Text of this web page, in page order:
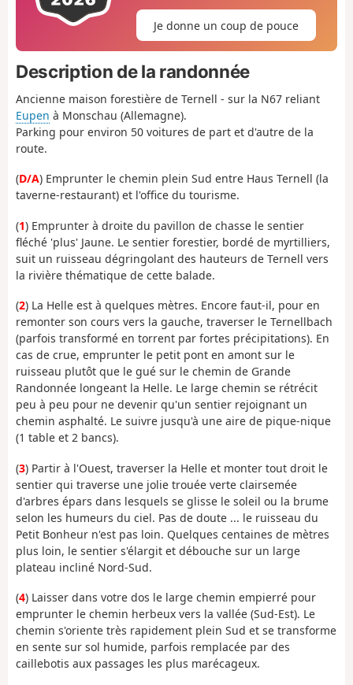
Je donne un coup de pouce
Description de la randonnée
Ancienne maison forestière de Ternell - sur la N67 reliant
Eupen à Monschau (Allemagne).
Parking pour environ 50 voitures de part et d'autre de la
route.
(D/A) Emprunter le chemin plein Sud entre Haus Ternell (la
taverne-restaurant) et l'office du tourisme.
(1) Emprunter à droite du pavillon de chasse le sentier
fléché 'plus' Jaune. Le sentier forestier, bordé de myrtilliers,
suit un ruisseau dégringolant des hauteurs de Ternell vers
la rivière thématique de cette balade.
(2) La Helle est à quelques mètres. Encore faut-il, pour en
remonter son cours vers la gauche, traverser le Ternellbach
(parfois transformé en torrent par fortes précipitations). En
cas de crue, emprunter le petit pont en amont sur le
ruisseau plutôt que le gué sur le chemin de Grande
Randonnée longeant la Helle. Le large chemin se rétrécit
peu à peu pour ne devenir qu'un sentier rejoignant un
chemin asphalté. Le suivre jusqu'à une aire de pique-nique
(1 table et 2 bancs).
(3) Partir à l'Ouest, traverser la Helle et monter tout droit le
sentier qui traverse une jolie trouée verte clairsemée
d'arbres épars dans lesquels se glisse le soleil ou la brume
selon les humeurs du ciel. Pas de doute ... le ruisseau du
Petit Bonheur n'est pas loin. Quelques centaines de mètres
plus loin, le sentier s'élargit et débouche sur un large
plateau incliné Nord-Sud.
(4) Laisser dans votre dos le large chemin empierré pour
emprunter le chemin herbeux vers la vallée (Sud-Est). Le
chemin s'oriente très rapidement plein Sud et se transforme
en sente sur sol humide, parfois remplacée par des
caillebotis aux passages les plus marécageux.